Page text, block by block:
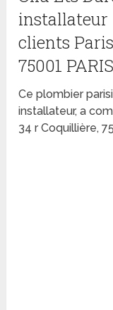
installateur
clients
75001 PARIS
Ce plombier
installateur, a
34 r Coquillière,